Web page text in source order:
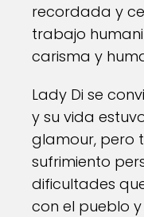
recordada y
trabajo
carisma y
Lady Di se
y su vida
glamour, pero
sufrimiento
dificultades
con el pueblo